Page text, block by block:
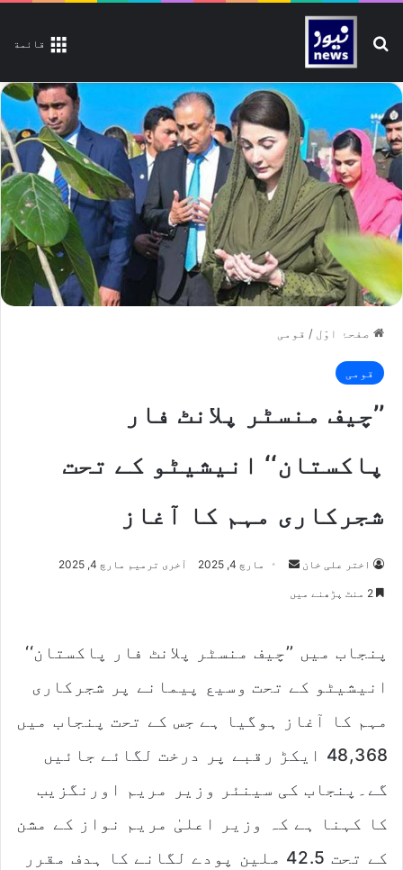
قائمة تلاش کیجیے
صفحۂ اوّل / قومی
قومی
’’چیف منسٹر پلانٹ فار
پاکستان‘‘ انیشیٹو کے تحت
شجرکاری مہم کا آغاز
اختر علی خان
a
i
مارچ 4, 2025 آخری ترمیم مارچ 4, 2025
پنجاب میں ’’چیف منسٹر پلانٹ فار پاکستان‘‘
انیشیٹو کے تحت وسیع پیمانے پر شجرکاری
مہم کا آغاز ہوگیا ہے جس کے تحت پنجاب میں
48,368 ایکڑ رقبے پر درخت لگائے جائیں
گے۔پنجاب کی سینئر وزیر مریم اورنگزیب
کا کہنا ہے کہ وزیر اعلیٰ مریم نواز کے مشن
کے تحت 42.5 ملین پودے لگانے کا ہدف مقرر